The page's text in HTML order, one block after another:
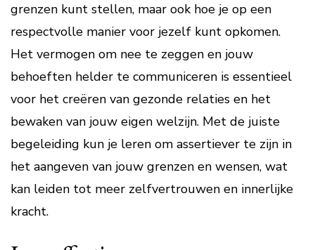
grenzen kunt stellen, maar ook hoe je op een
respectvolle manier voor jezelf kunt opkomen.
Het vermogen om nee te zeggen en jouw
behoeften helder te communiceren is essentieel
voor het creëren van gezonde relaties en het
bewaken van jouw eigen welzijn. Met de juiste
begeleiding kun je leren om assertiever te zijn in
het aangeven van jouw grenzen en wensen, wat
kan leiden tot meer zelfvertrouwen en innerlijke
kracht.